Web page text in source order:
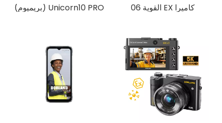
كاميرا EX القوية 06 Unicorn10 PRO (بريميوم)